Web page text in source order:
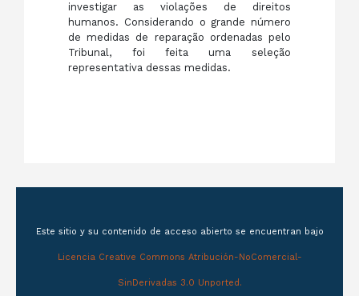
investigar as violações de direitos
humanos. Considerando o grande número
de medidas de reparação ordenadas pelo
Tribunal, foi feita uma seleção
representativa dessas medidas.
Este sitio y su contenido de acceso abierto se encuentran bajo
Licencia Creative Commons Atribución-NoComercial-
SinDerivadas 3.0 Unported.